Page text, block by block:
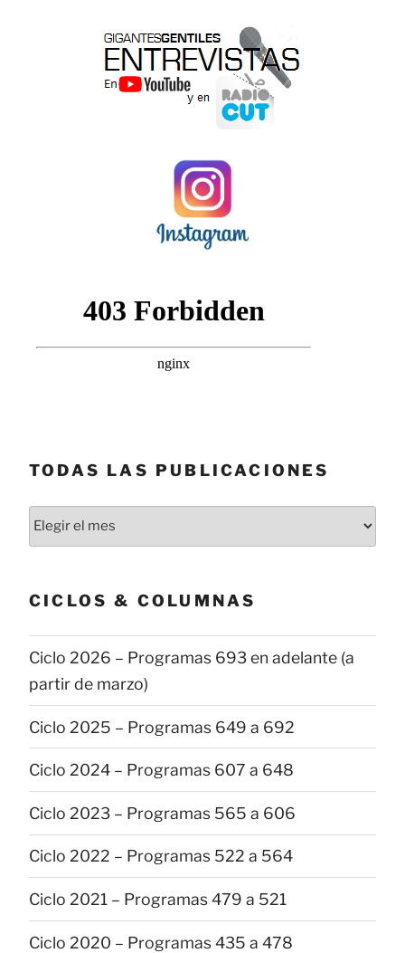
TODAS LAS PUBLICACIONES
Todas
CICLOS & COLUMNAS
Ciclo 2026 – Programas 693 en adelante (a
partir de marzo)
Ciclo 2025 – Programas 649 a 692
Ciclo 2024 – Programas 607 a 648
Ciclo 2023 – Programas 565 a 606
Ciclo 2022 – Programas 522 a 564
Ciclo 2021 – Programas 479 a 521
Ciclo 2020 – Programas 435 a 478